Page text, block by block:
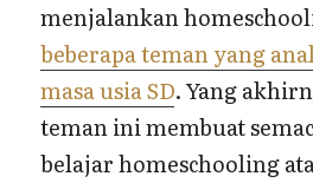
menjalankan
beberapa teman yang
masa usia SD. Yang
teman ini membuat
belajar homeschooling